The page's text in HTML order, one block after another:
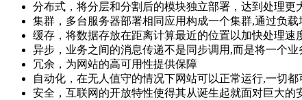
分布式，将分层和分割后的模块独立部署，达到处理更
集群，多台服务器部署相同应用构成一个集群,通过负
缓存，将数据存放在距离计算最近的位置以加快处理速
异步，业务之间的消息传递不是同步调用,而是将一个
冗余，为网站的高可用性提供保障
自动化，在无人值守的情况下网站可以正常运行,一切
安全，互联网的开放特性使得其从诞生起就面对巨大的